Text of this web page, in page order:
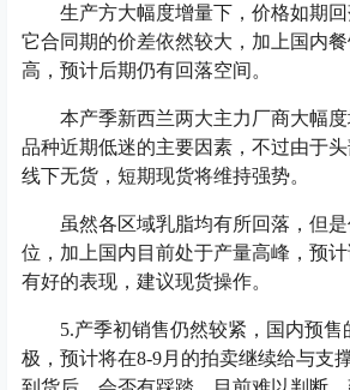
生产方大幅度增量下，价格如期回
它合同期的价差依然较大，加上国内
高，预计后期仍有回落空间。
本产季新西兰两大主力厂商大幅度
品种近期低迷的主要因素，不过由于
线下无货，短期现货将维持强势。
虽然各区域乳脂均有所回落，但是
位，加上国内目前处于产量高峰，预
有好的表现，建议现货操作。
5.产季初销售仍然较紧，国内预售
极，预计将在8-9月的拍卖继续给与支